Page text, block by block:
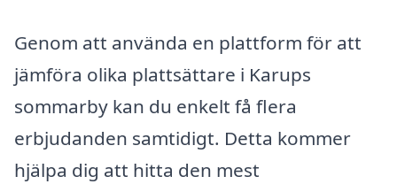
Genom att använda en plattform för att
jämföra olika plattsättare i Karups
sommarby kan du enkelt få flera
erbjudanden samtidigt. Detta kommer
hjälpa dig att hitta den mest